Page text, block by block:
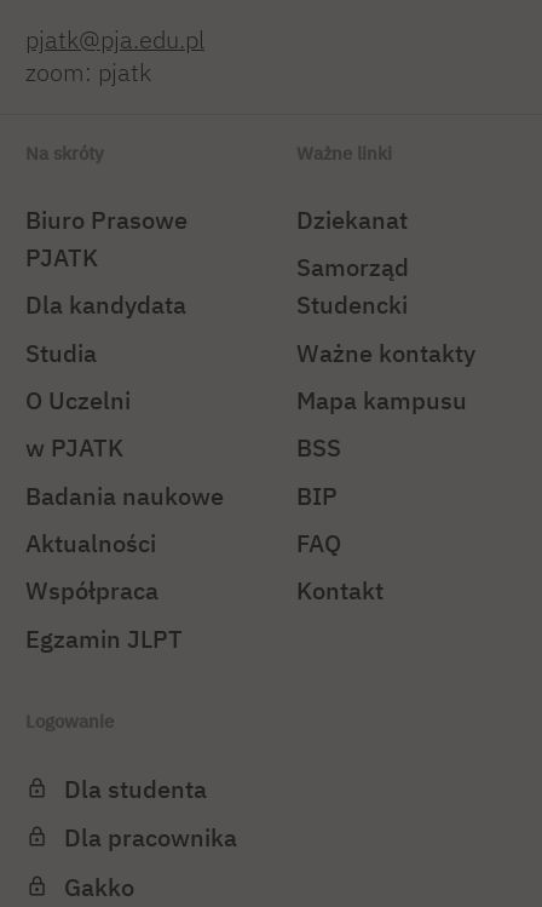
pjatk@pja.edu.pl
zoom: pjatk
Na skróty
Biuro Prasowe
PJATK
Dla kandydata
Studia
O Uczelni
w PJATK
Badania naukowe
Aktualności
Współpraca
Egzamin JLPT
Ważne linki
Dziekanat
Samorząd
Studencki
Ważne kontakty
Mapa kampusu
BSS
BIP
FAQ
Kontakt
Logowanie
Dla studenta
Dla pracownika
Gakko